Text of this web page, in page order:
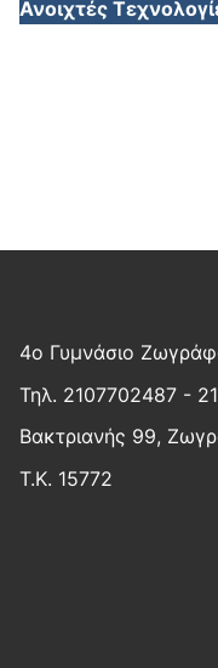
Ανοιχτές
4ο Γυμνάσιο
Τηλ. 2107702487 -
Βακτριανής 99,
Τ.Κ. 15772